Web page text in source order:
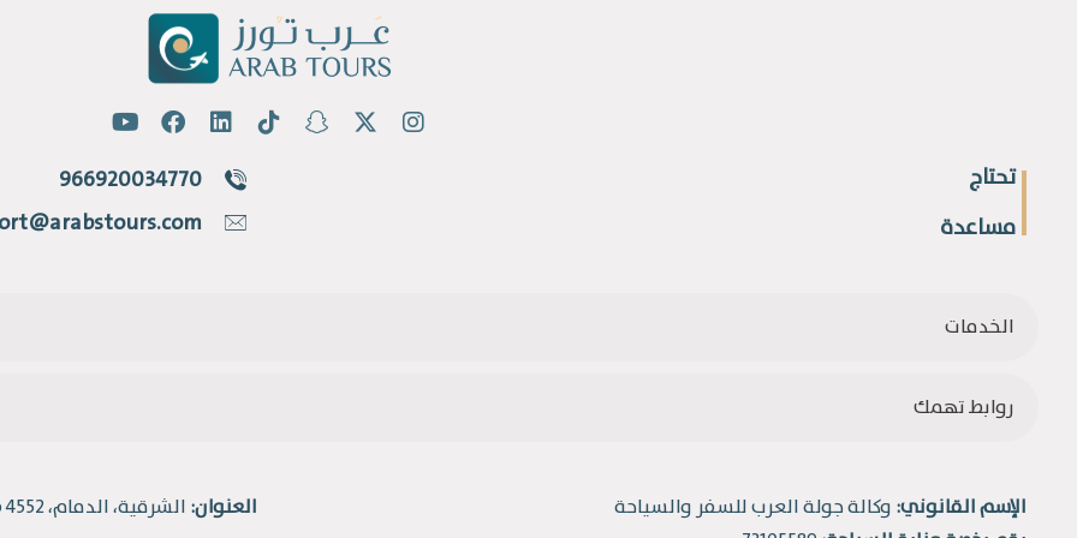
تحتاج
مساعدة
966920034770
الخدمات
روابط تهمك
الإسم القانوني: وكالة جولة العرب للسفر والسياحة
العنوان: الشرقية، الدمام، 4552 طريق الملك فهد، حي القادسية.